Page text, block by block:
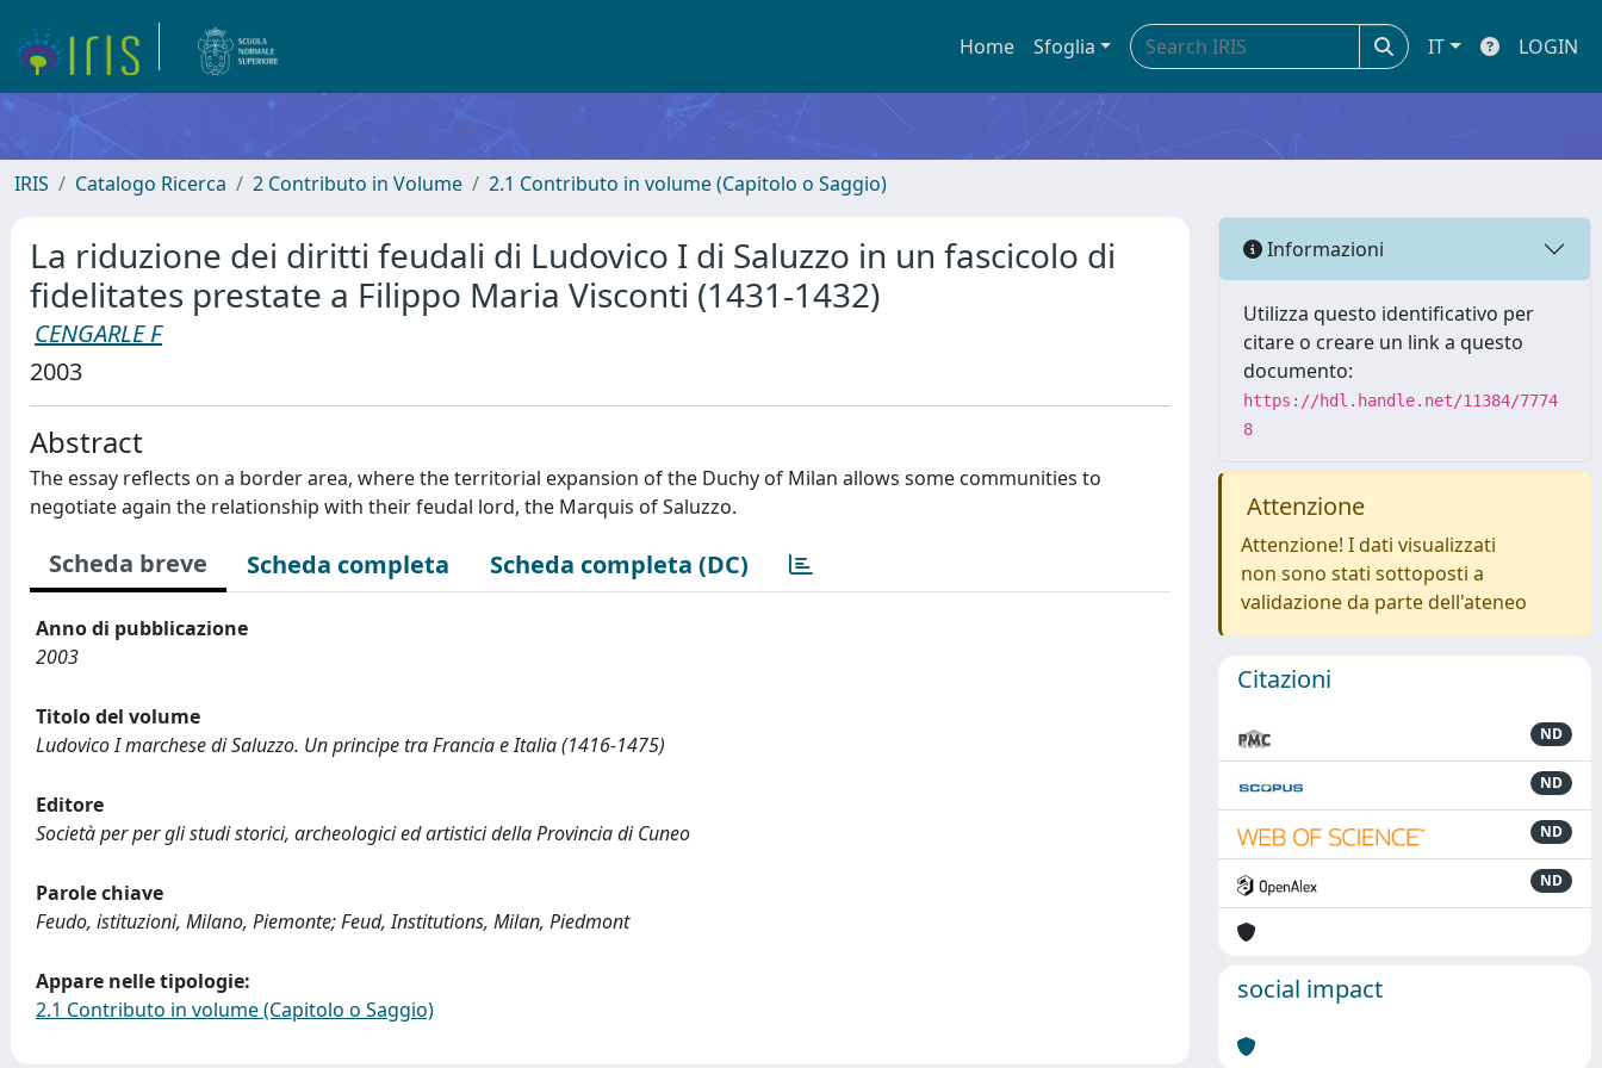
Home Sfoglia IT LOGIN
IRIS Catalogo Ricerca 2 Contributo in Volume 2.1 Contributo in volume (Capitolo o Saggio)
La riduzione dei diritti feudali di Ludovico I di Saluzzo in un fascicolo di
fidelitates prestate a Filippo Maria Visconti (1431-1432)
CENGARLE F
2003
Abstract
The essay reflects on a border area, where the territorial expansion of the Duchy of Milan allows some communities to
negotiate again the relationship with their feudal lord, the Marquis of Saluzzo.
Scheda breve Scheda completa Scheda completa (DC)
Anno di pubblicazione
2003
Titolo del volume
Ludovico I marchese di Saluzzo. Un principe tra Francia e Italia (1416-1475)
Editore
Società per per gli studi storici, archeologici ed artistici della Provincia di Cuneo
Parole chiave
Feudo, istituzioni, Milano, Piemonte; Feud, Institutions, Milan, Piedmont
Appare nelle tipologie:
2.1 Contributo in volume (Capitolo o Saggio)
Informazioni
Utilizza questo identificativo per
citare o creare un link a questo
documento:
https://hdl.handle.net/11384/7774
8
Attenzione
Attenzione! I dati visualizzati
non sono stati sottoposti a
validazione da parte dell'ateneo
Citazioni
ND
ND
ND
ND
social impact